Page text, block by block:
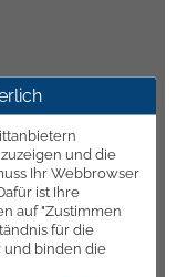
und die
Ihr Webbrowser
ist Ihre
auf "Zustimmen
für die
und binden die